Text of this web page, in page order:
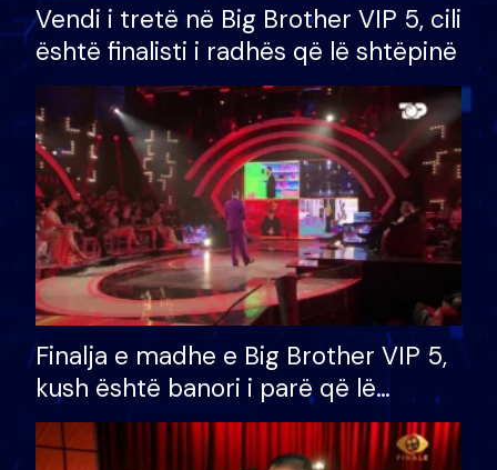
Vendi i tretë në Big Brother VIP 5, cili
është finalisti i radhës që lë shtëpinë
Finalja e madhe e Big Brother VIP 5,
kush është banori i parë që lë
shtëpinë dhe humb mundësinë për
të fituar çmimin e madh